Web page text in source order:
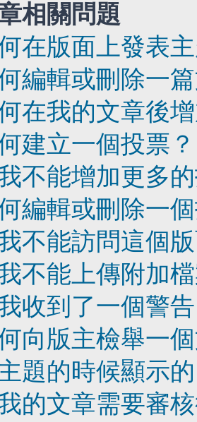
相關問題
在版面上發表
編輯或刪除一
在我的文章後
建立一個投票？
不能增加更多
編輯或刪除一
不能訪問這個
不能上傳附加
收到了一個警
向版主檢舉一
題的時候顯示
的文章需要審